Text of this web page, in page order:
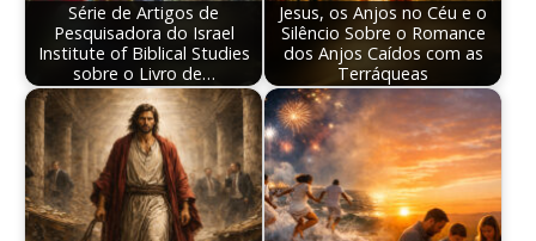
Série de Artigos de
Pesquisadora do Israel
Institute of Biblical Studies
sobre o Livro de…
Jesus, os Anjos no Céu e o
Silêncio Sobre o Romance
dos Anjos Caídos com as
Terráqueas